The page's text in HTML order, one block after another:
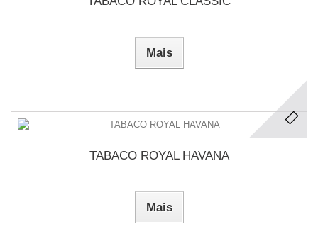
Mais
TABACO ROYAL HAVANA
Mais